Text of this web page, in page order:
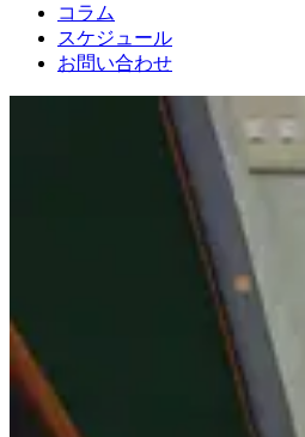
コラム
スケジュール
お問い合わせ